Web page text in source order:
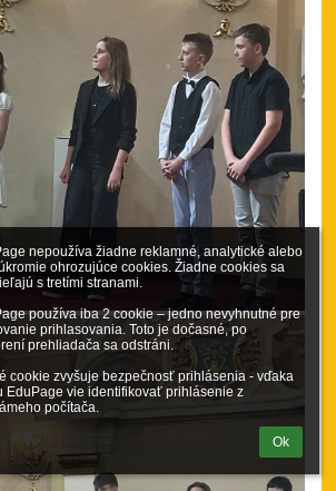
nepoužíva žiadne reklamné, analytické alebo
ohrozujúce cookies. Žiadne cookies sa
s tretími stranami.
používa iba 2 cookie – jedno nevyhnutné pre
prihlasovania. Toto je dočasné, po
prehliadača sa odstráni.
cookie zvyšuje bezpečnosť prihlásenia - vďaka
EduPage vie identifikovať prihlásenie z
počítača.
Ok